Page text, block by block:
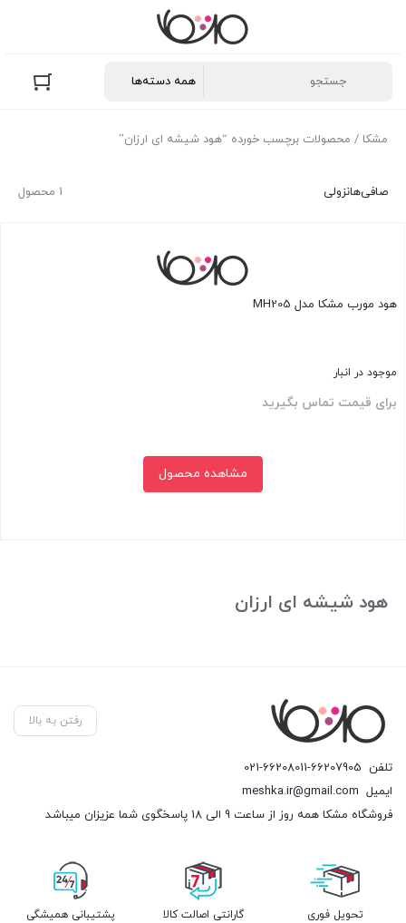
مشکا / محصولات برچسب خورده “هود شیشه ای ارزان”
1 محصول صافی‌هانزولی
هود مورب مشکا مدل MH205
موجود در انبار
برای قیمت تماس بگیرید
مشاهده محصول
هود شیشه ای ارزان
رفتن به بالا
تلفن 021-66208011-66207905
ایمیل meshka.ir@gmail.com
فروشگاه مشکا همه روز از ساعت 9 الی 18 پاسخگوی شما عزیزان میباشد
تحویل فوری گارانتی اصالت کالا پشتیبانی همیشگی